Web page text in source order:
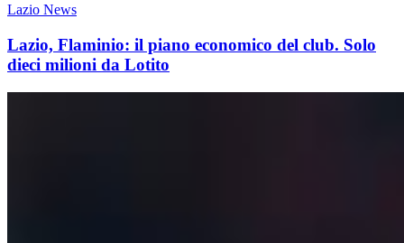
Lazio News
Lazio, Flaminio: il piano economico del club. Solo
dieci milioni da Lotito